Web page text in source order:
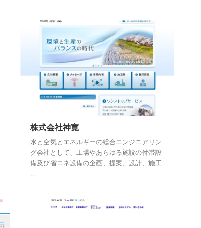
株式会社神寛
水と空気とエネルギーの総合エンジニアリン
グ会社として、工場やあらゆる施設の付帯設
備及び省エネ設備の企画、提案、設計、施工
...